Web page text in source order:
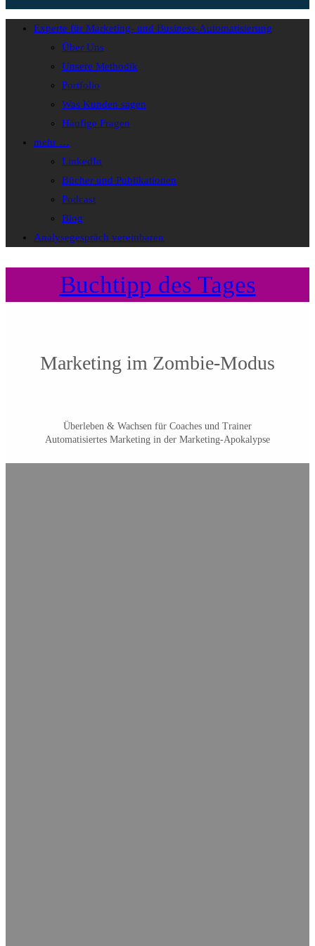
Experte für Marketing- und Business-Automatisierung
Über Uns
Unsere Methodik
Portfolio
Was Kunden sagen
Häufige Fragen
mehr …
LinkedIn
Bücher und Publikationen
Podcast
Blog
Analysegespräch vereinbaren
Buchtipp des Tages
Marketing im Zombie-Modus
Überleben & Wachsen für Coaches und Trainer
Automatisiertes Marketing in der Marketing-Apokalypse